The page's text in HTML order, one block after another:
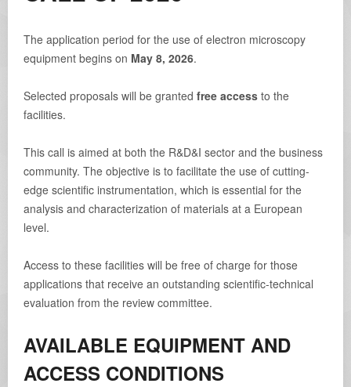
The application period for the use of electron microscopy
equipment begins on May 8, 2026.
Selected proposals will be granted free access to the
facilities.
This call is aimed at both the R&D&I sector and the business
community. The objective is to facilitate the use of cutting-
edge scientific instrumentation, which is essential for the
analysis and characterization of materials at a European
level.
Access to these facilities will be free of charge for those
applications that receive an outstanding scientific-technical
evaluation from the review committee.
AVAILABLE EQUIPMENT AND
ACCESS CONDITIONS